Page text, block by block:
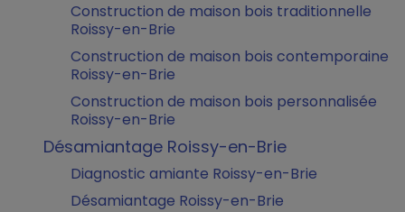
Construction de maison bois traditionnelle
Roissy-en-Brie
Construction de maison bois contemporaine
Roissy-en-Brie
Construction de maison bois personnalisée
Roissy-en-Brie
Désamiantage Roissy-en-Brie
Diagnostic amiante Roissy-en-Brie
Désamiantage Roissy-en-Brie